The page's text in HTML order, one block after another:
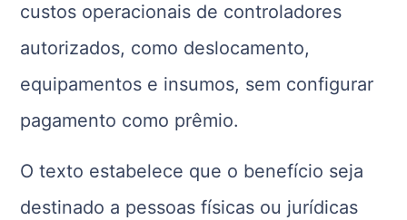
custos operacionais de controladores
autorizados, como deslocamento,
equipamentos e insumos, sem configurar
pagamento como prêmio.
O texto estabelece que o benefício seja
destinado a pessoas físicas ou jurídicas